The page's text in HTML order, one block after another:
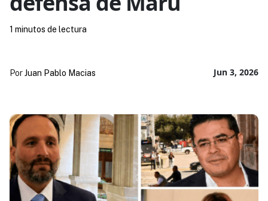
Jun 3, 2026
PorJuan Pablo Macias
1 minutos de lectura